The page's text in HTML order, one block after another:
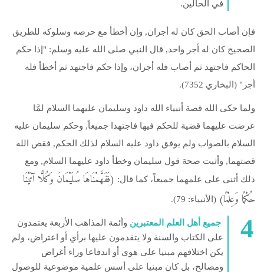
في الحالين.
فإن أصاب الحق كان له أجران, وإن أخطأ مع حرصه وسلوكه للطريق
الصحيح كان له أجر واحد, قال النبي صلى الله عليه وسلم: "إذا حكم
الحاكم فاجتهد ثم أصاب فله أجران، وإذا حكم فاجتهد ثم أخطأ فله
أجر" (البخاري 7352).
ولما حكى الله قصة أنبياء الله داود وسليمان عليهما السلام لمَّا
عرضت عليهما قضية للحكم فيها فاجتهدا جميعاً, وحكم سليمان عليه
السلام بالصواب ولم يوفق داود عليه السلام لذلك الحكم, فقص الله
قصتهما, وأثبت صحة قول سليمان وخطأ داود عليهما السلام, ومع
ذلك أثنى على علمهما جميعاً، كما قال: (فَفَهَّمْنَاهَا سُلَيْمَانَ وَكُلًّا آتَيْنَا
حُكْمًا وَعِلْمًا) (الأنبياء: 79).
جميع أهل العلم المعتبرين وأئمة المذاهب الأربعة يعتمدون
على الكتاب والسنة ولا يتقدمون عليها برأي أو اعتراض، ولم
يكن اختلافهم مبنيا على هوى أو اندفاعا وراء أغراض
ومصالح، بل كان مبنيا على أسس علمية موضوعية للوصول